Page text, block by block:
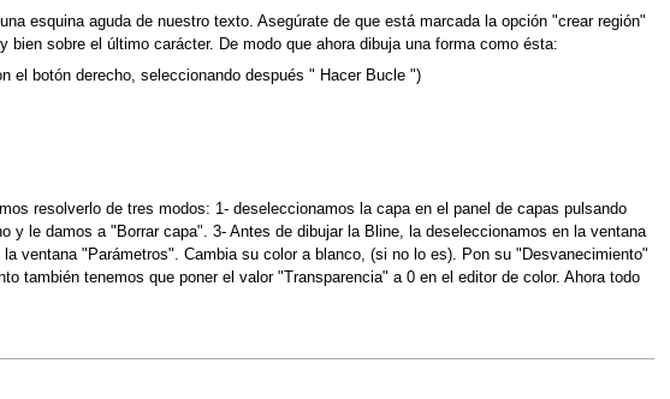
esquina aguda de nuestro texto. Asegúrate de que está marcada la opción "crear región"
sobre el último carácter. De modo que ahora dibuja una forma como ésta:
el botón derecho, seleccionando después " Hacer Bucle ")
resolverlo de tres modos: 1- deseleccionamos la capa en el panel de capas pulsando
le damos a "Borrar capa". 3- Antes de dibujar la Bline, la deseleccionamos en la ventana
ventana "Parámetros". Cambia su color a blanco, (si no lo es). Pon su "Desvanecimiento"
también tenemos que poner el valor "Transparencia" a 0 en el editor de color. Ahora todo